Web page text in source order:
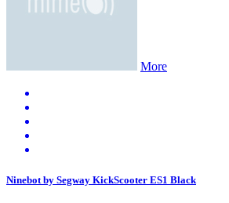
More
Ninebot by Segway KickScooter ES1 Black